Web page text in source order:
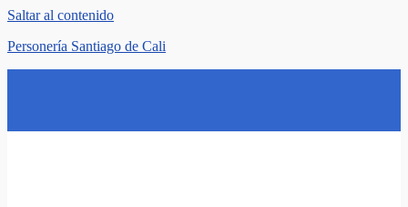
Saltar al contenido
Personería Santiago de Cali